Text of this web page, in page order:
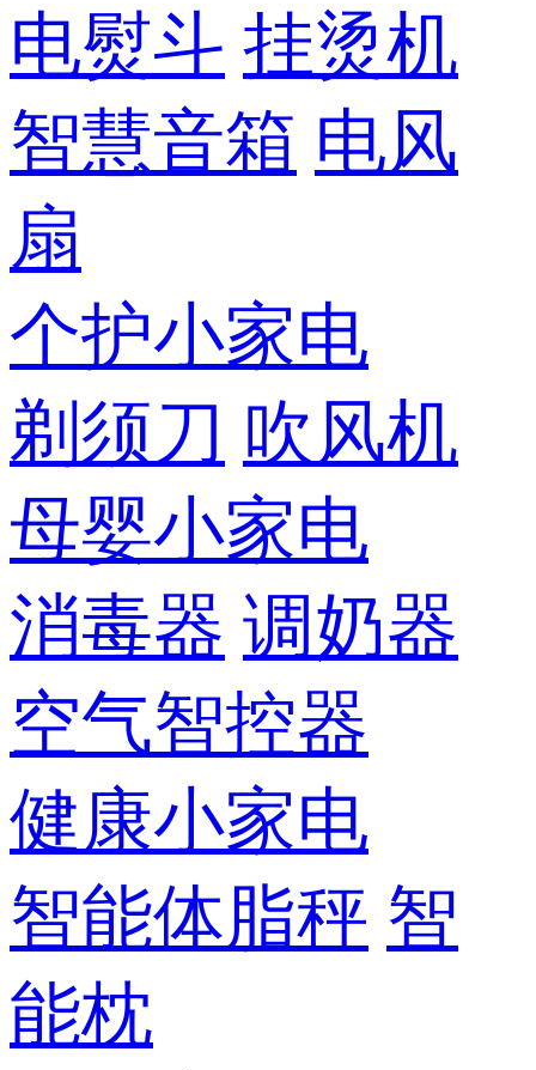
电熨斗 挂烫机
智慧音箱 电风
扇
个护小家电
剃须刀 吹风机
母婴小家电
消毒器 调奶器
空气智控器
健康小家电
智能体脂秤 智
能枕